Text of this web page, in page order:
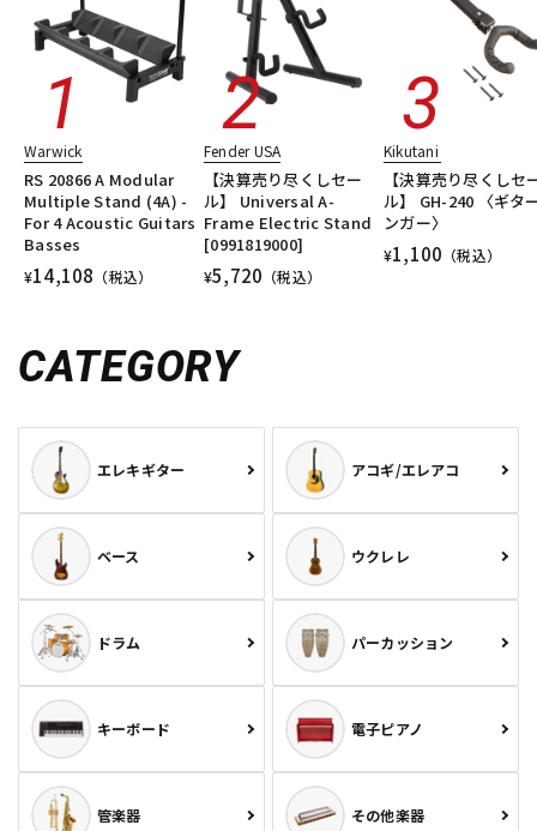
Warwick
RS 20866 A Modular
Multiple Stand (4A) -
For 4 Acoustic Guitars
Basses
¥14,108 （税込）
Fender USA
【決算売り尽くしセー
ル】 Universal A-
Frame Electric Stand
[0991819000]
¥5,720 （税込）
Kikutani
【決算売り尽くしセ
ル】 GH-240 〈ギタ
ンガー〉
¥1,100 （税込）
CATEGORY
エレキギター アコギ/エレアコ
ベース ウクレレ
ドラム パーカッション
キーボード 電子ピアノ
管楽器 その他楽器